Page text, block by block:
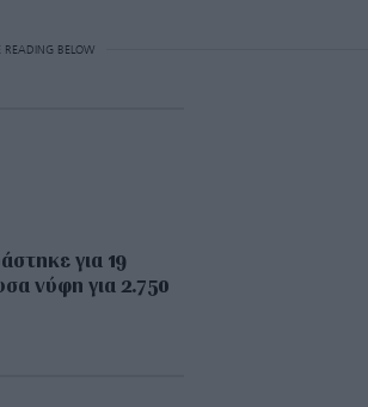
READING BELOW
για 19
νύφη για 2.750